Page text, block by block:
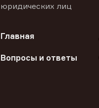
юридических лиц
Главная
Вопросы и ответы